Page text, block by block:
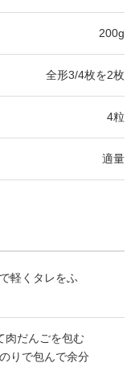
200g
全形3/4枚を2枚
4粒
適量
軽くタレをふ
肉だんごを包む
りで包んで余分